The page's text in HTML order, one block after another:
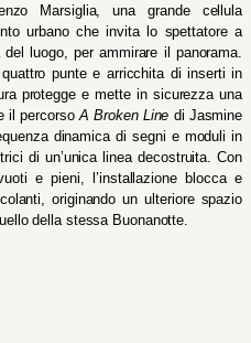
Marsiglia, una grande cellula
urbano che invita lo spettatore a
luogo, per ammirare il panorama.
punte e arricchita di inserti in
protegge e mette in sicurezza una
il percorso A Broken Line di Jasmine
dinamica di segni e moduli in
di un’unica linea decostruita. Con
e pieni, l’installazione blocca e
originando un ulteriore spazio
della stessa Buonanotte.